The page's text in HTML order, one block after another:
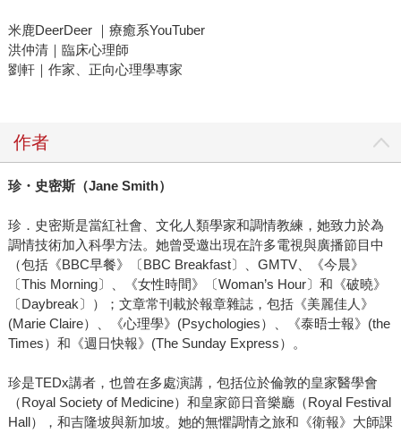
米鹿DeerDeer ｜療癒系YouTuber
洪仲清｜臨床心理師
劉軒｜作家、正向心理學專家
作者
珍・史密斯（Jane Smith）
珍．史密斯是當紅社會、文化人類學家和調情教練，她致力於為
調情技術加入科學方法。她曾受邀出現在許多電視與廣播節目中
（包括《BBC早餐》〔BBC Breakfast〕、GMTV、《今晨》
〔This Morning〕、《女性時間》〔Woman’s Hour〕和《破曉》
〔Daybreak〕）；文章常刊載於報章雜誌，包括《美麗佳人》
(Marie Claire）、《心理學》(Psychologies）、《泰晤士報》(the
Times）和《週日快報》(The Sunday Express）。
珍是TEDx講者，也曾在多處演講，包括位於倫敦的皇家醫學會
（Royal Society of Medicine）和皇家節日音樂廳（Royal Festival
Hall），和吉隆坡與新加坡。她的無懼調情之旅和《衛報》大師課